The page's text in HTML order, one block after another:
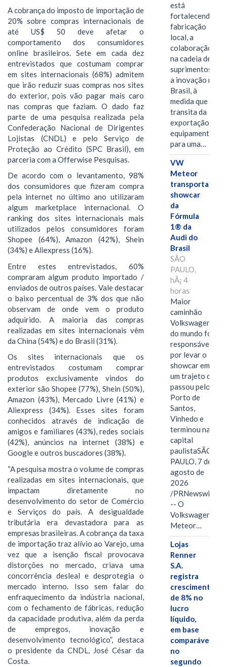
A cobrança do imposto de importação de
20% sobre compras internacionais de
até US$ 50 deve afetar o
comportamento dos consumidores
online brasileiros. Sete em cada dez
entrevistados que costumam comprar
em sites internacionais (68%) admitem
que irão reduzir suas compras nos sites
do exterior, pois vão pagar mais caro
nas compras que faziam. O dado faz
parte de uma pesquisa realizada pela
Confederação Nacional de Dirigentes
Lojistas (CNDL) e pelo Serviço de
Proteção ao Crédito (SPC Brasil), em
parceria com a Offerwise Pesquisas.
De acordo com o levantamento, 98%
dos consumidores que fizeram compra
pela internet no último ano utilizaram
algum marketplace internacional. O
ranking dos sites internacionais mais
utilizados pelos consumidores foram
Shopee (64%), Amazon (42%), Shein
(34%) e Aliexpress (16%).
Entre estes entrevistados, 60%
compraram algum produto importado /
enviados de outros países. Vale destacar
o baixo percentual de 3% dos que não
observam de onde vem o produto
adquirido. A maioria das compras
realizadas em sites internacionais vêm
da China (54%) e do Brasil (31%).
Os sites internacionais que os
entrevistados costumam comprar
produtos exclusivamente vindos do
exterior são Shopee (77%), Shein (50%),
Amazon (43%), Mercado Livre (41%) e
Aliexpress (34%). Esses sites foram
conhecidos através de indicação de
amigos e familiares (43%), redes sociais
(42%), anúncios na internet (38%) e
Google e outros buscadores (38%).
“A pesquisa mostra o volume de compras
realizadas em sites internacionais, que
impactam diretamente no
desenvolvimento do setor de Comércio
e Serviços do país. A desigualdade
tributária era devastadora para as
empresas brasileiras. A cobrança da taxa
de importação traz alívio ao Varejo, uma
vez que a isenção fiscal provocava
distorções no mercado, criava uma
concorrência desleal e desprotegia o
mercado interno. Isso sem falar do
enfraquecimento da indústria nacional,
com o fechamento de fábricas, redução
da capacidade produtiva, além da perda
de empregos, inovação e
desenvolvimento tecnológico”, destaca
o presidente da CNDL, José César da
Costa.
está
fortalecendo a
fabricação
local, a
colaboração
na cadeia de
suprimentos e
a inovação no
Brasil, à
medida que
transita da
exportação de
equipamentos
para uma…
VW
Meteor
transporta
showcar
da
Fórmula
1® da
Audi do
Brasil
SÃO
PAULO,
hÃ¡ 4
horas
Maior
caminhão
Volkswagen
do mundo foi
responsável
por levar o
showcar em
um trajeto que
passou pelo
Porto de
Santos,
Vinhedo e
terminou na
capital
paulistaSÃO
PAULO, 7 de
agosto de
2026
/PRNewswire/
-- O
Volkswagen
Meteor…
Lojas
Renner
S.A.
registra
crescimento
de 8% no
lucro
líquido,
em base
comparável,
no
segundo